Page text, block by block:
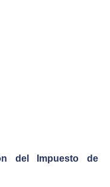
del Impuesto de